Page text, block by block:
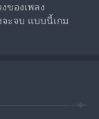
ของเพลง
ะจบ แบบนี้เกม